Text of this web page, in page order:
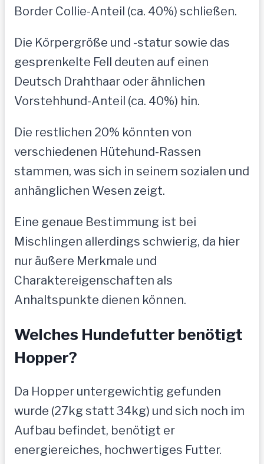
Border Collie-Anteil (ca. 40%) schließen.
Die Körpergröße und -statur sowie das
gesprenkelte Fell deuten auf einen
Deutsch Drahthaar oder ähnlichen
Vorstehhund-Anteil (ca. 40%) hin.
Die restlichen 20% könnten von
verschiedenen Hütehund-Rassen
stammen, was sich in seinem sozialen und
anhänglichen Wesen zeigt.
Eine genaue Bestimmung ist bei
Mischlingen allerdings schwierig, da hier
nur äußere Merkmale und
Charaktereigenschaften als
Anhaltspunkte dienen können.
Welches Hundefutter benötigt
Hopper?
Da Hopper untergewichtig gefunden
wurde (27kg statt 34kg) und sich noch im
Aufbau befindet, benötigt er
energiereiches, hochwertiges Futter.